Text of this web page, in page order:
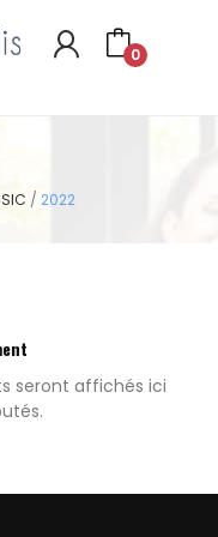
0
2022
seront affichés ici